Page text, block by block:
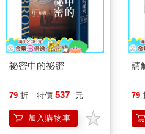
上。但兩人要不已經睡了，要不
姊妹一起過週末，艾莉則常和「
們發起抗議活動，反對在河邊的
碧雅的外婆就認為他們是共產主
沒有人有回應。卡絲碧雅把手機
月！她握住脖子上那條用繩子掛
她們友誼的七週年。這已經占了
要在日曆上數日子呢？不要，那
也許她應該把東西都留在行李箱
祕密中的祕密
79 折 特價 537 元
加入購物車
請
79